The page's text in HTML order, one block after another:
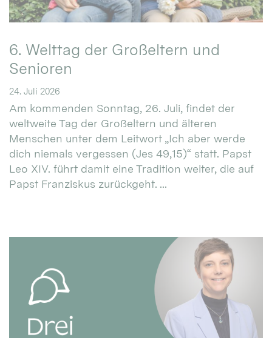
6. Welttag der Großeltern und
Senioren
24. Juli 2026
Am kommenden Sonntag, 26. Juli, findet der
weltweite Tag der Großeltern und älteren
Menschen unter dem Leitwort „Ich aber werde
dich niemals vergessen (Jes 49,15)“ statt. Papst
Leo XIV. führt damit eine Tradition weiter, die auf
Papst Franziskus zurückgeht. ...